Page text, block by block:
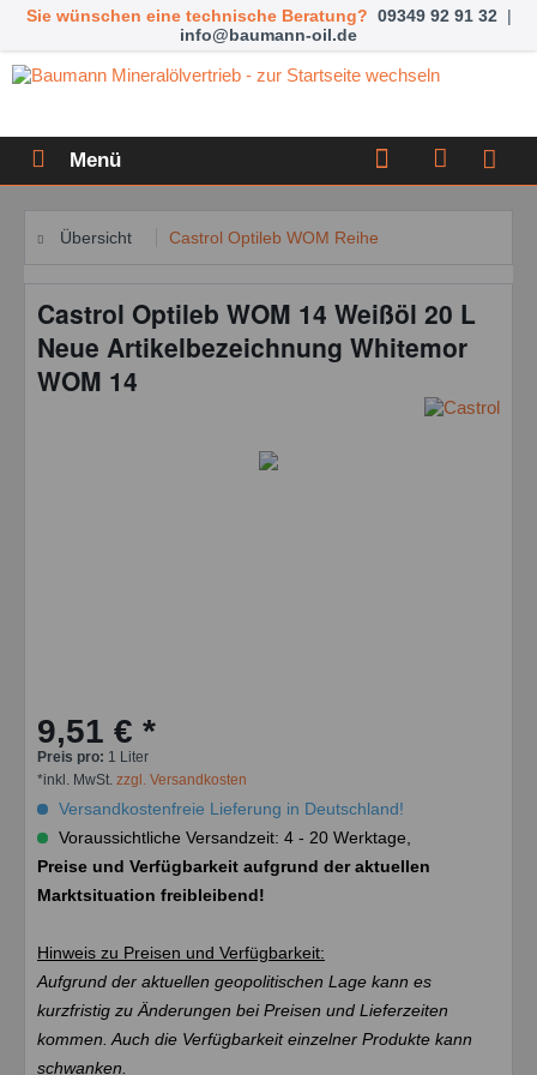
Sie wünschen eine technische Beratung? 09349 92 91 32 |
info@baumann-oil.de
Menü
Übersicht Castrol Optileb WOM Reihe
Castrol Optileb WOM 14 Weißöl 20 L
Neue Artikelbezeichnung Whitemor
WOM 14
9,51 € *
Preis pro: 1 Liter
*inkl. MwSt. zzgl. Versandkosten
Versandkostenfreie Lieferung in Deutschland!
Voraussichtliche Versandzeit: 4 - 20 Werktage,
Preise und Verfügbarkeit aufgrund der aktuellen
Marktsituation freibleibend!
Hinweis zu Preisen und Verfügbarkeit:
Aufgrund der aktuellen geopolitischen Lage kann es
kurzfristig zu Änderungen bei Preisen und Lieferzeiten
kommen. Auch die Verfügbarkeit einzelner Produkte kann
schwanken.